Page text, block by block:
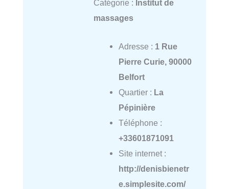
Catégorie : Institut de
massages
Adresse : 1 Rue
Pierre Curie, 90000
Belfort
Quartier : La
Pépinière
Téléphone :
+33601871091
Site internet :
http://denisbienetr
e.simplesite.com/